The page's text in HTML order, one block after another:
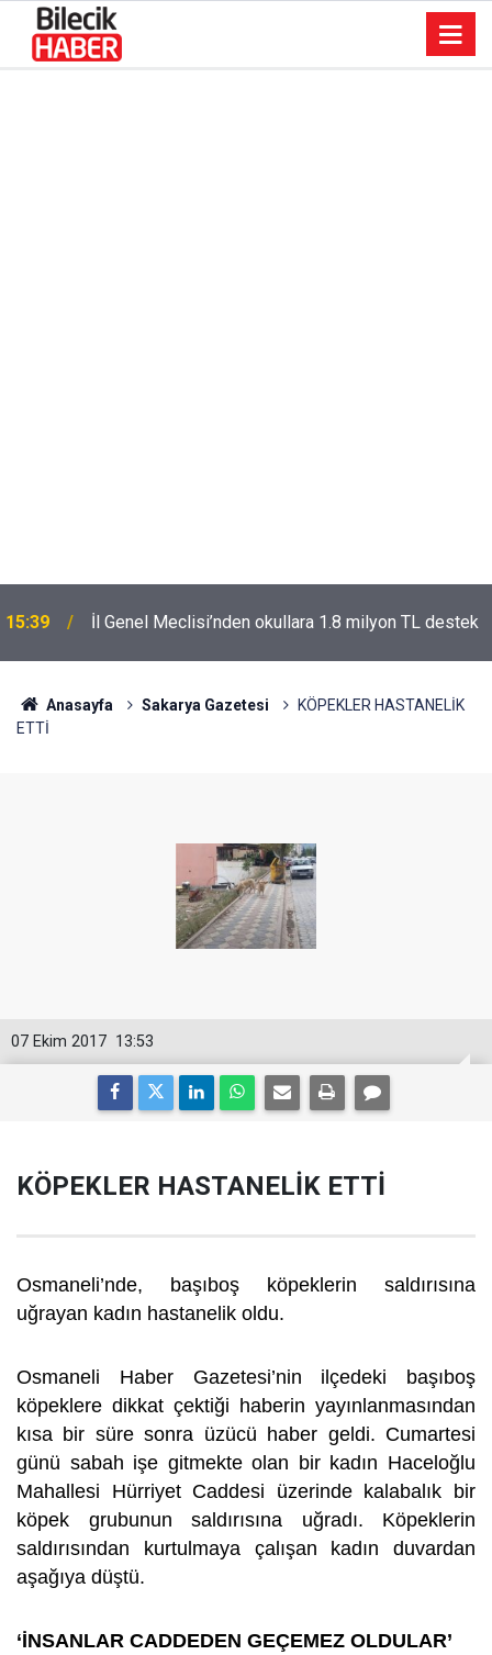
15:39 İl Genel Meclisi’nden okullara 1.8 milyon TL destek
Anasayfa Sakarya Gazetesi
KÖPEKLER HASTANELİK
ETTİ
13:53
07 Ekim 2017
KÖPEKLER HASTANELİK ETTİ
Osmaneli’nde, başıboş köpeklerin saldırısına
uğrayan kadın hastanelik oldu.
Osmaneli Haber Gazetesi’nin ilçedeki başıboş
köpeklere dikkat çektiği haberin yayınlanmasından
kısa bir süre sonra üzücü haber geldi. Cumartesi
günü sabah işe gitmekte olan bir kadın Haceloğlu
Mahallesi Hürriyet Caddesi üzerinde kalabalık bir
köpek grubunun saldırısına uğradı. Köpeklerin
saldırısından kurtulmaya çalışan kadın duvardan
aşağıya düştü.
‘İNSANLAR CADDEDEN GEÇEMEZ OLDULAR’